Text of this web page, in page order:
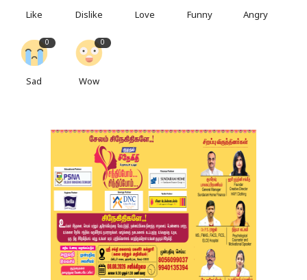
Like Dislike Love Funny Angry
0
Sad
0
Wow